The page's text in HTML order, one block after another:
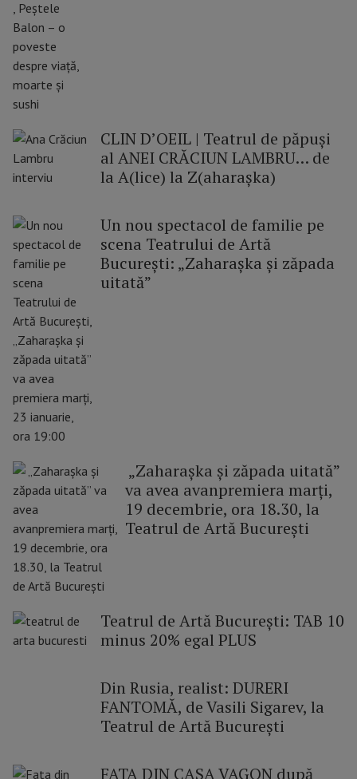
CLIN D’OEIL | Teatrul de păpuşi
al ANEI CRĂCIUN LAMBRU… de
la A(lice) la Z(aharaşka)
Un nou spectacol de familie pe
scena Teatrului de Artă
București: „Zaharașka și zăpada
uitată”
„Zaharașka și zăpada uitată”
va avea avanpremiera marți,
19 decembrie, ora 18.30, la
Teatrul de Artă București
Teatrul de Artă București: TAB 10
minus 20% egal PLUS
Din Rusia, realist: DURERI
FANTOMĂ, de Vasili Sigarev, la
Teatrul de Artă București
FATA DIN CASA VAGON după